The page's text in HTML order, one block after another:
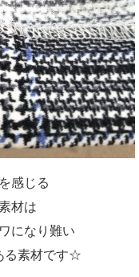
感じる
材は
になり難い
る素材です☆